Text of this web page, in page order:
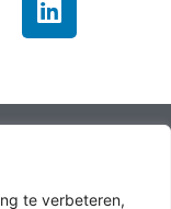
te verbeteren,
voor mensen
lotgenoten.
lotgenoten